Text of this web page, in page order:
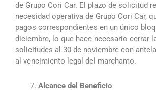
de Grupo Cori Car. El plazo de solicitud
necesidad operativa de Grupo Cori Car,
pagos correspondientes en un único
diciembre, lo que hace necesario cerrar
solicitudes al 30 de noviembre con
al vencimiento legal del marchamo.
⁠Alcance del Beneficio